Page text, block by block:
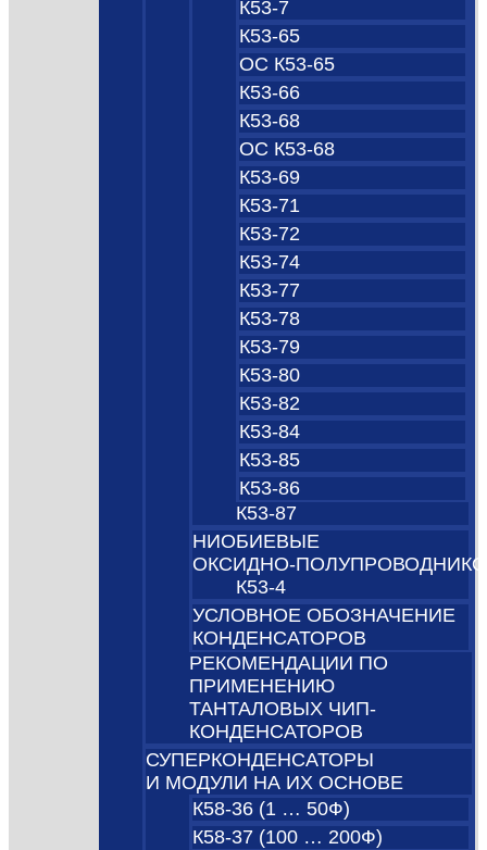
К53-7
К53-65
ОС К53-65
К53-66
К53-68
ОС К53-68
К53-69
К53-71
К53-72
К53-74
К53-77
К53-78
К53-79
К53-80
К53-82
К53-84
К53-85
К53-86
К53-87
НИОБИЕВЫЕ
К53-4
УСЛОВНОЕ ОБОЗНАЧЕНИЕ
КОНДЕНСАТОРОВ
РЕКОМЕНДАЦИИ ПО
ПРИМЕНЕНИЮ
ТАНТАЛОВЫХ ЧИП-
КОНДЕНСАТОРОВ
СУПЕРКОНДЕНСАТОРЫ
И МОДУЛИ НА ИХ ОСНОВЕ
К58-36 (1 … 50Ф)
К58-37 (100 … 200Ф)